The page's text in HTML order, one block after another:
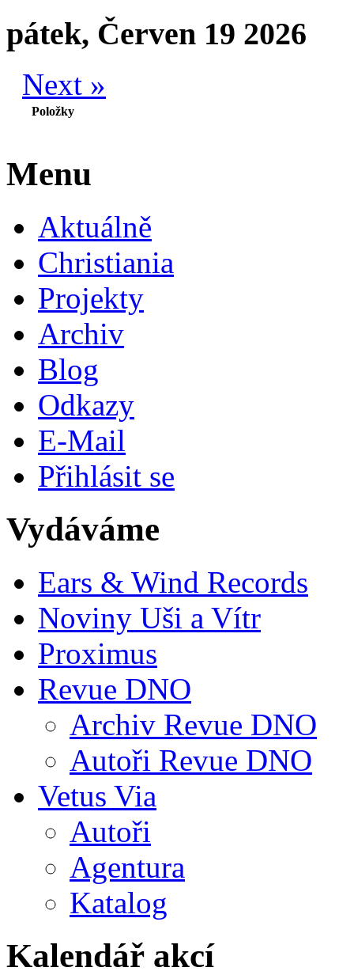
pátek, Červen 19 2026
Next »
Položky
Menu
Aktuálně
Christiania
Projekty
Archiv
Blog
Odkazy
E-Mail
Přihlásit se
Vydáváme
Ears & Wind Records
Noviny Uši a Vítr
Proximus
Revue DNO
Archiv Revue DNO
Autoři Revue DNO
Vetus Via
Autoři
Agentura
Katalog
Kalendář akcí